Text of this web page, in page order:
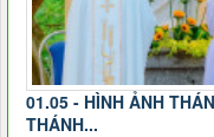
01.05 - HÌNH ẢNH
THÁNH...